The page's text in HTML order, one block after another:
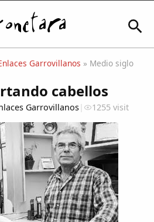
Garrovillanos » Medio siglo
cabellos
Garrovillanos| 1255 visit